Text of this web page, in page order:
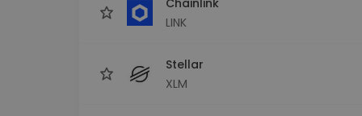
LINK
Stellar
XLM